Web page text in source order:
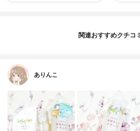
関連おすすめクチコ
ありんこ